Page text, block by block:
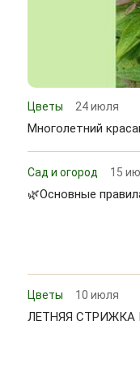
Цветы 24 июля
Многолетний
Сад и огород 15
🌿Основные
Цветы 10 июля
ЛЕТНЯЯ